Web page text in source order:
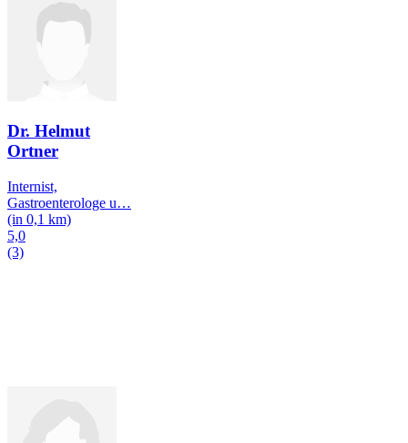
Dr. Helmut
Ortner
Internist,
Gastroenterologe u…
(in 0,1 km)
5,0
(3)